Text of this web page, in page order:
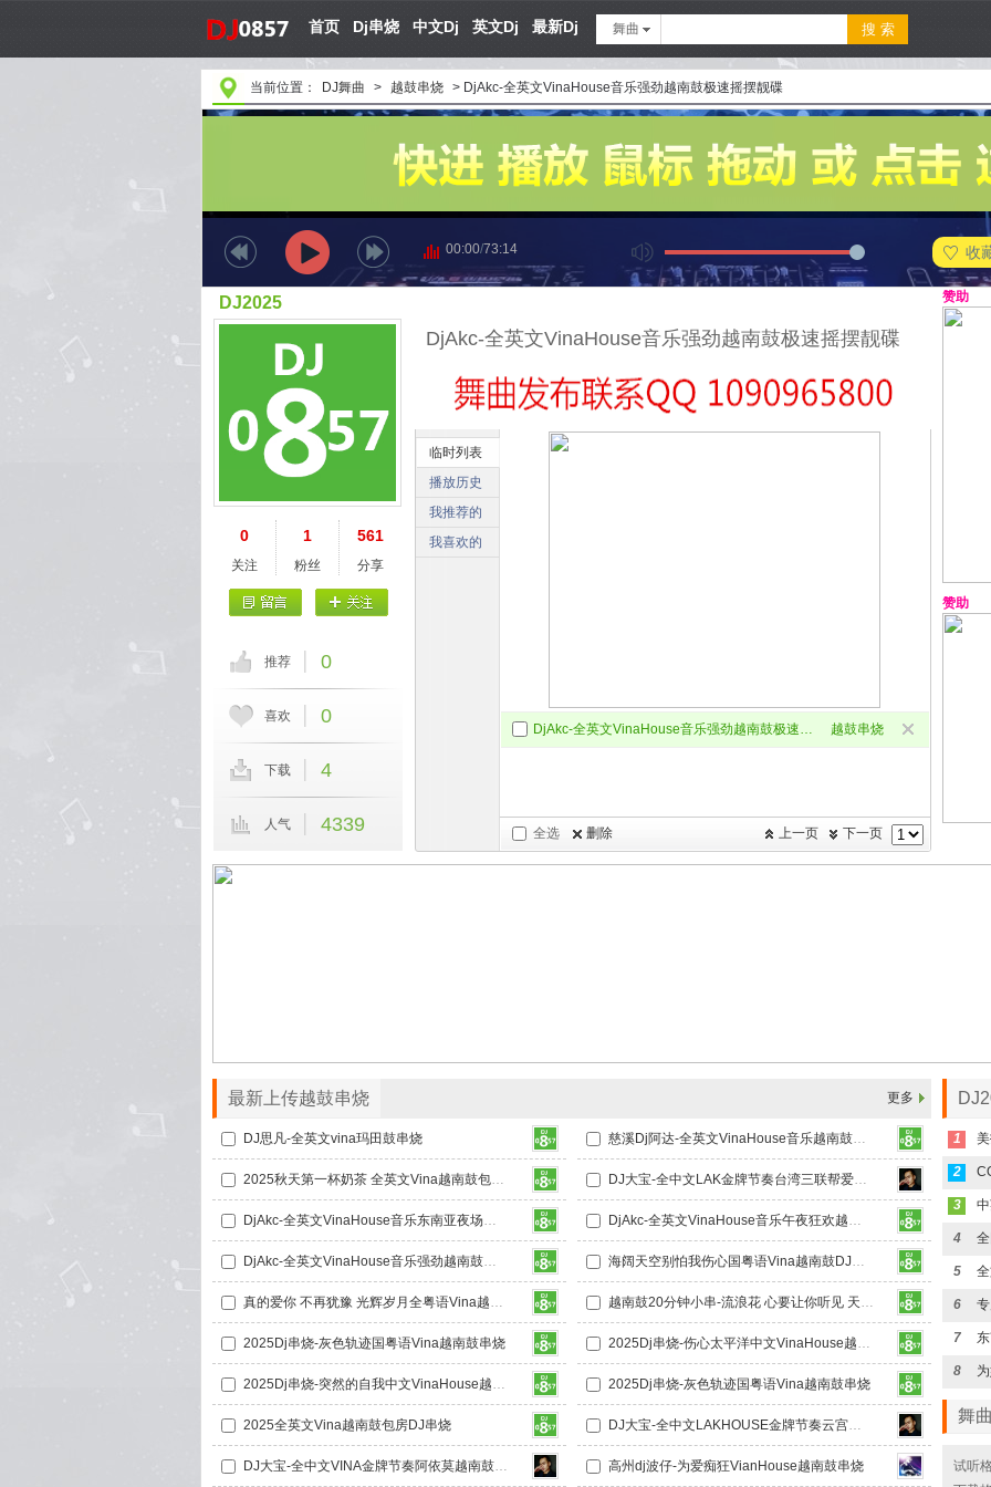
首页 Dj串烧 中文Dj 英文Dj 最新Dj 舞曲
当前位置： DJ舞曲 > 越鼓串烧 > DjAkc-全英文VinaHouse音乐强劲越南鼓极速摇摆靓碟
收
00:00/73:14
DjAkc-全英文VinaHouse音乐强劲越南鼓极速摇摆靓碟
临时列表
播放历史
我推荐的
我喜欢的
DjAkc-全英文VinaHouse音乐强劲越南鼓极速摇摆靓碟 越鼓串烧
全选 删除 下一页
上一页
DJ2025
0
关注
1
粉丝
561
分享
推荐 0
喜欢 0
下载 4
人气 4339
赞助
赞助
最新上传越鼓串烧 更多
DJ思凡-全英文vina玛田鼓串烧 慈溪Dj阿达-全英文VinaHouse音乐越南鼓专辑
2025秋天第一杯奶茶 全英文Vina越南鼓包房DJ串烧 DJ大宝-全中文LAK金牌节奏台湾三联帮爱拼才会赢越南鼓MUSIC慢摇大碟
DjAkc-全英文VinaHouse音乐东南亚夜场不眠之夜摇摆DJ串烧 DjAkc-全英文VinaHouse音乐午夜狂欢越南鼓靓碟mp3
DjAkc-全英文VinaHouse音乐强劲越南鼓极速摇摆靓碟 海阔天空别怕我伤心国粤语Vina越南鼓DJ串烧
真的爱你 不再犹豫 光辉岁月全粤语Vina越南鼓DJ串烧 越南鼓20分钟小串-流浪花 心要让你听见 天涯 兄弟
2025Dj串烧-灰色轨迹国粤语Vina越南鼓串烧 2025Dj串烧-伤心太平洋中文VinaHouse越南鼓DJ串烧
2025Dj串烧-突然的自我中文VinaHouse越南鼓DJ串烧 2025Dj串烧-灰色轨迹国粤语Vina越南鼓串烧
2025全英文Vina越南鼓包房DJ串烧 DJ大宝-全中文LAKHOUSE金牌节奏云宫迅音心系天下越南鼓MUSIC慢摇大碟
DJ大宝-全中文VINA金牌节奏阿依莫越南鼓上劲风暴MUSIC慢摇大碟 高州dj波仔-为爱痴狂VianHouse越南鼓串烧
1
2
3
4
5
6
7
8
舞
试听